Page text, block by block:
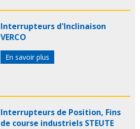
Interrupteurs d'Inclinaison
VERCO
En savoir plus
Interrupteurs de Position, Fins
de course industriels STEUTE